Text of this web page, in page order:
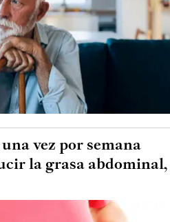
vez por semana
la grasa abdominal,